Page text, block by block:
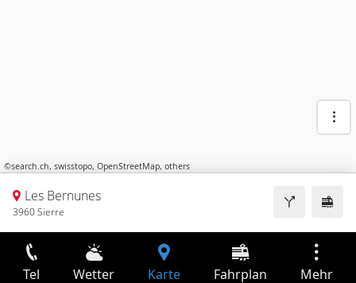
©search.ch, swisstopo, OpenStreetMap, others
Les Bernunes
3960 Sierre
Tel Wetter Karte Fahrplan Mehr